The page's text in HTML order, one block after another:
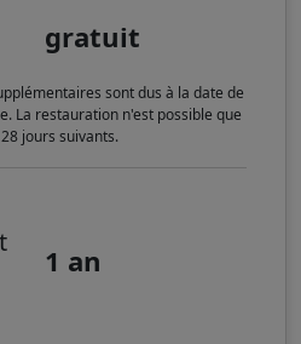
gratuit
sont dus à la date de
La restauration n'est possible que
jours suivants.
1 an